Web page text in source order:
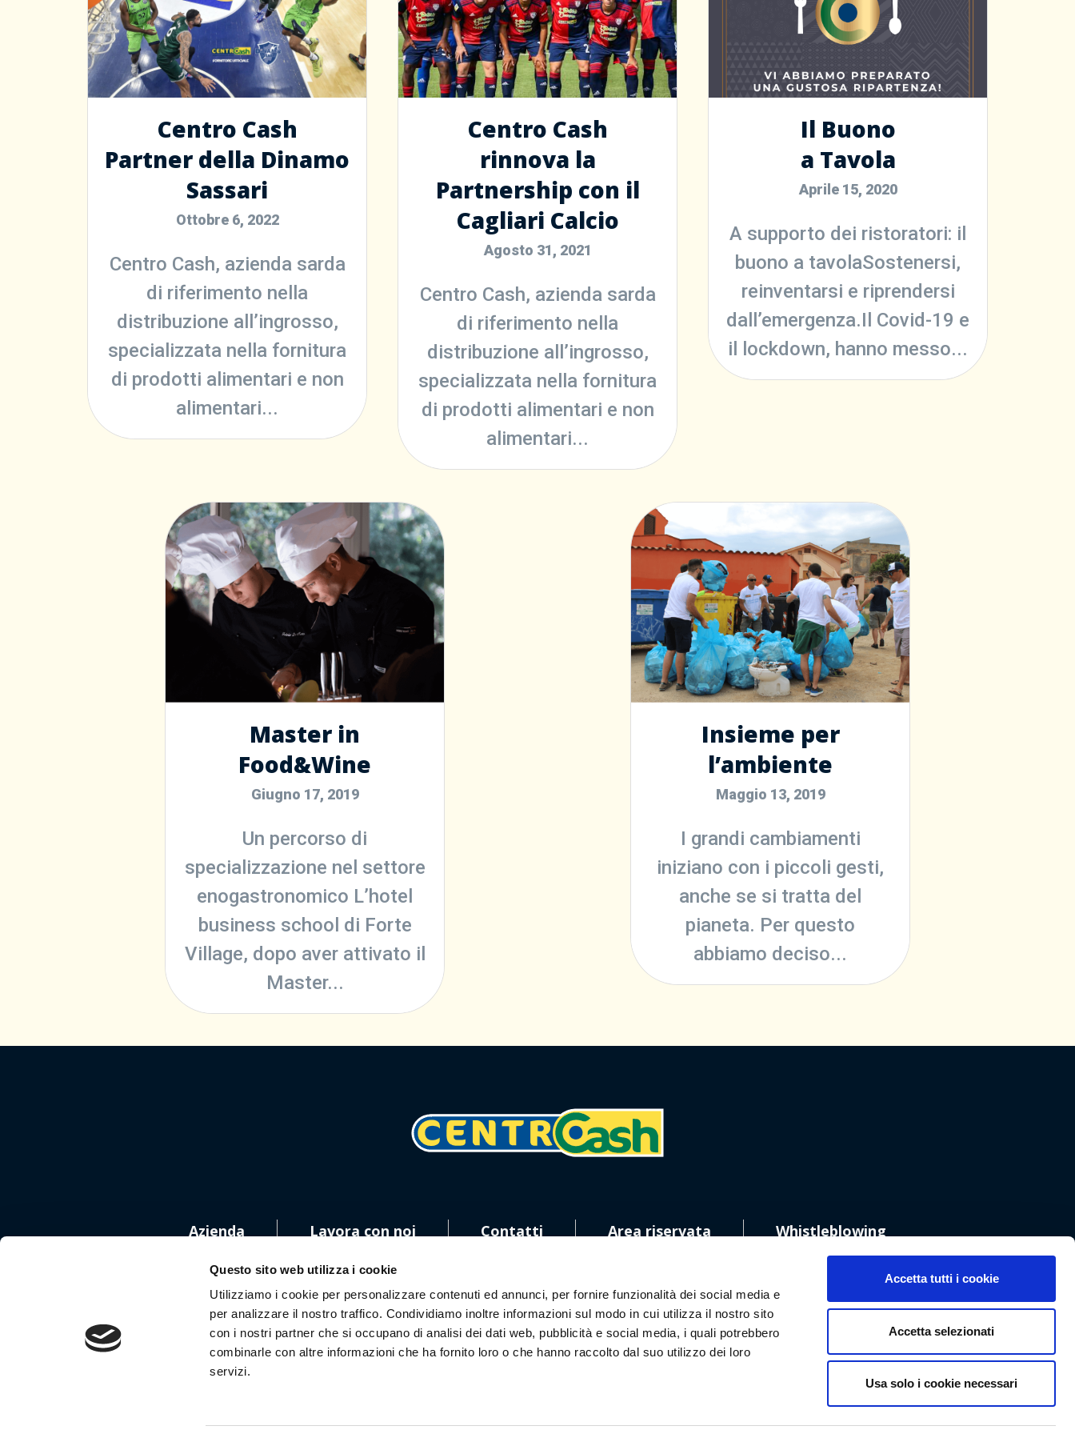
Questo sito web utilizza i cookie
Utilizziamo i cookie per personalizzare contenuti ed annunci, per fornire funzionalità dei social media e
per analizzare il nostro traffico. Condividiamo inoltre informazioni sul modo in cui utilizza il nostro sito
con i nostri partner che si occupano di analisi dei dati web, pubblicità e social media, i quali potrebbero
combinarle con altre informazioni che ha fornito loro o che hanno raccolto dal suo utilizzo dei loro
servizi.
Accetta tutti i cookie
Accetta selezionati
Usa solo i cookie necessari
Assortimento
Viaggio Premio
Centro Cash
Partner della Dinamo
Sassari
Ottobre 6, 2022
Centro Cash, azienda sarda
di riferimento nella
distribuzione all’ingrosso,
specializzata nella fornitura
di prodotti alimentari e non
alimentari...
Centro Cash
rinnova la
Partnership con il
Cagliari Calcio
Agosto 31, 2021
Centro Cash, azienda sarda
di riferimento nella
distribuzione all’ingrosso,
specializzata nella fornitura
di prodotti alimentari e non
alimentari...
Il Buono
a Tavola
Aprile 15, 2020
A supporto dei ristoratori: il
buono a tavolaSostenersi,
reinventarsi e riprendersi
dall’emergenza.Il Covid-19 e
il lockdown, hanno messo...
Master in
Food&Wine
Giugno 17, 2019
Un percorso di
specializzazione nel settore
enogastronomico L’hotel
business school di Forte
Village, dopo aver attivato il
Master...
Insieme per
l’ambiente
Maggio 13, 2019
I grandi cambiamenti
iniziano con i piccoli gesti,
anche se si tratta del
pianeta. Per questo
abbiamo deciso...
Azienda Lavora con noi Contatti Area riservata Whistleblowing
Seguici sui social!